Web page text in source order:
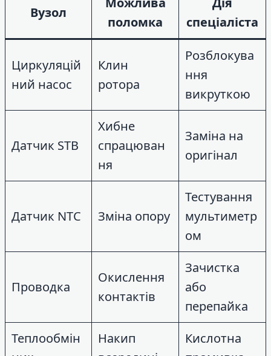
Вузол
поломка
спеціаліста
Циркуляцій
ний насос
Клин
ротора
Розблокува
ння
викруткою
Датчик STB
Хибне
спрацюван
ня
Заміна на
оригінал
Датчик NTC Зміна опору
Тестування
мультиметр
ом
Проводка
Окислення
контактів
Зачистка
або
перепайка
Теплообмін
Накип
Кислотна